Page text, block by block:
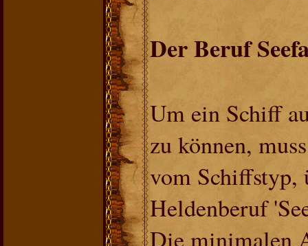
Der Beruf
Um ein Schiff
zu können,
vom Schiffstyp,
Heldenberuf
Die minimalen